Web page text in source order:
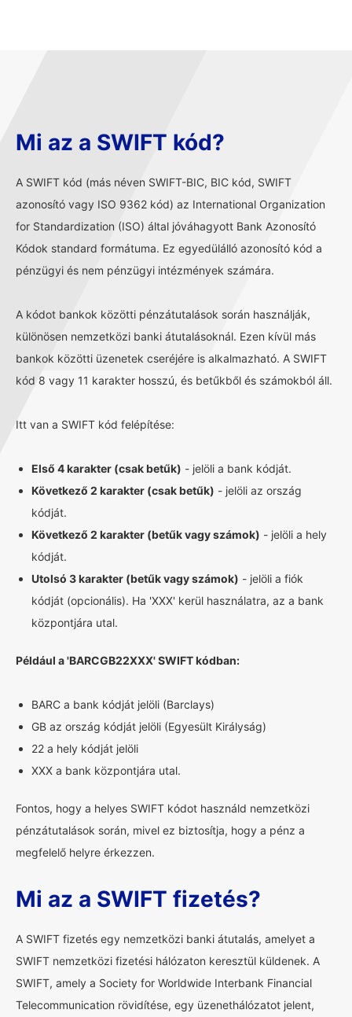
Mi az a SWIFT kód?
A SWIFT kód (más néven SWIFT-BIC, BIC kód, SWIFT
azonosító vagy ISO 9362 kód) az International Organization
for Standardization (ISO) által jóváhagyott Bank Azonosító
Kódok standard formátuma. Ez egyedülálló azonosító kód a
pénzügyi és nem pénzügyi intézmények számára.
A kódot bankok közötti pénzátutalások során használják,
különösen nemzetközi banki átutalásoknál. Ezen kívül más
bankok közötti üzenetek cseréjére is alkalmazható. A SWIFT
kód 8 vagy 11 karakter hosszú, és betűkből és számokból áll.
Itt van a SWIFT kód felépítése:
Első 4 karakter (csak betűk) - jelöli a bank kódját.
Következő 2 karakter (csak betűk) - jelöli az ország
kódját.
Következő 2 karakter (betűk vagy számok) - jelöli a hely
kódját.
Utolsó 3 karakter (betűk vagy számok) - jelöli a fiók
kódját (opcionális). Ha 'XXX' kerül használatra, az a bank
központjára utal.
Például a 'BARCGB22XXX' SWIFT kódban:
BARC a bank kódját jelöli (Barclays)
GB az ország kódját jelöli (Egyesült Királyság)
22 a hely kódját jelöli
XXX a bank központjára utal.
Fontos, hogy a helyes SWIFT kódot használd nemzetközi
pénzátutalások során, mivel ez biztosítja, hogy a pénz a
megfelelő helyre érkezzen.
Mi az a SWIFT fizetés?
A SWIFT fizetés egy nemzetközi banki átutalás, amelyet a
SWIFT nemzetközi fizetési hálózaton keresztül küldenek. A
SWIFT, amely a Society for Worldwide Interbank Financial
Telecommunication rövidítése, egy üzenethálózatot jelent,